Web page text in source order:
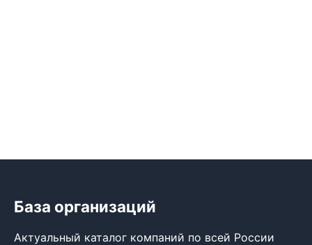
База организаций
Актуальный каталог компаний по всей России